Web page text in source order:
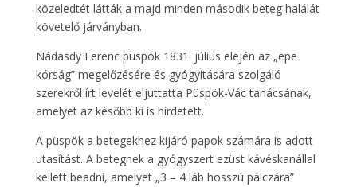
közeledtét látták a majd minden második beteg halálát
követelő járványban.
Nádasdy Ferenc püspök 1831. július elején az „epe
kórság” megelőzésére és gyógyítására szolgáló
szerekről írt levelét eljuttatta Püspök-Vác tanácsának,
amelyet az később ki is hirdetett.
A püspök a betegekhez kijáró papok számára is adott
utasítást. A betegnek a gyógyszert ezüst kávéskanállal
kellett beadni, amelyet „3 – 4 láb hosszú pálczára”